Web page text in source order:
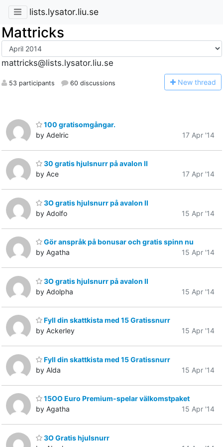
lists.lysator.liu.se
Mattricks
mattricks@lists.lysator.liu.se
53 participants 60 discussions New thread
100 gratisomgångar.
by Adelric
17 Apr '14
30 gratis hjuIsnurr på avalon lI
by Ace
17 Apr '14
3O gratis hjulsnurr på avalon II
by Adolfo
15 Apr '14
Gör anspråk på bonusar och gratis spinn nu
by Agatha
15 Apr '14
3O gratis hjulsnurr på avalon II
by Adolpha
15 Apr '14
Fyll din skattkista med 15 Gratissnurr
by Ackerley
15 Apr '14
Fyll din skattkista med 15 Gratissnurr
by Alda
15 Apr '14
15OO Euro Premium-spelar välkomstpaket
by Agatha
15 Apr '14
3O Gratis hjuIsnurr